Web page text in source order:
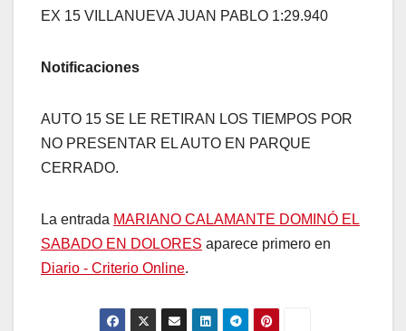
EX 15 VILLANUEVA JUAN PABLO 1:29.940
Notificaciones
AUTO 15 SE LE RETIRAN LOS TIEMPOS POR
NO PRESENTAR EL AUTO EN PARQUE
CERRADO.
La entrada MARIANO CALAMANTE DOMINÓ EL
SABADO EN DOLORES aparece primero en
Diario - Criterio Online.